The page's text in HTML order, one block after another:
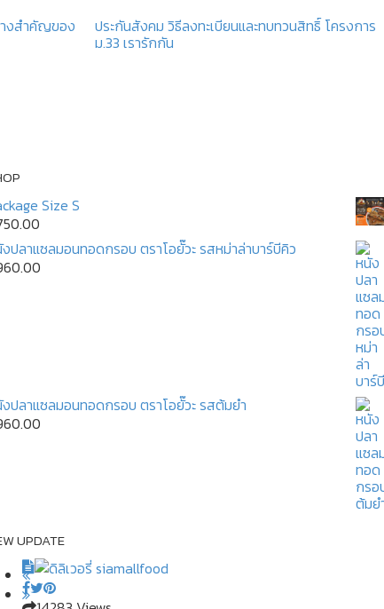
งสำคัญของ
ประกันสังคม วิธีลงทะเบียนและทบทวนสิทธิ์ โครงการ
ม.33 เรารักกัน
Size S
ปลาแซลมอนทอดกรอบ ตราโอยั๊วะ รสหม่าล่าบาร์บีคิว
ปลาแซลมอนทอดกรอบ ตราโอยั๊วะ รสต้มยำ
UPDATE